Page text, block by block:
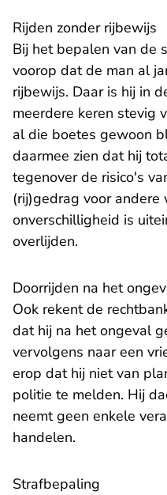
Rijden zonder rijbewijs
Bij het bepalen van de
voorop dat de man al
rijbewijs. Daar is hij in
meerdere keren stevig
al die boetes gewoon
daarmee zien dat hij
tegenover de risico's
(rij)gedrag voor andere
onverschilligheid is
overlijden.
Doorrijden na het
Ook rekent de
dat hij na het ongeval
vervolgens naar een
erop dat hij niet van
politie te melden. Hij
neemt geen enkele
handelen.
Strafbepaling